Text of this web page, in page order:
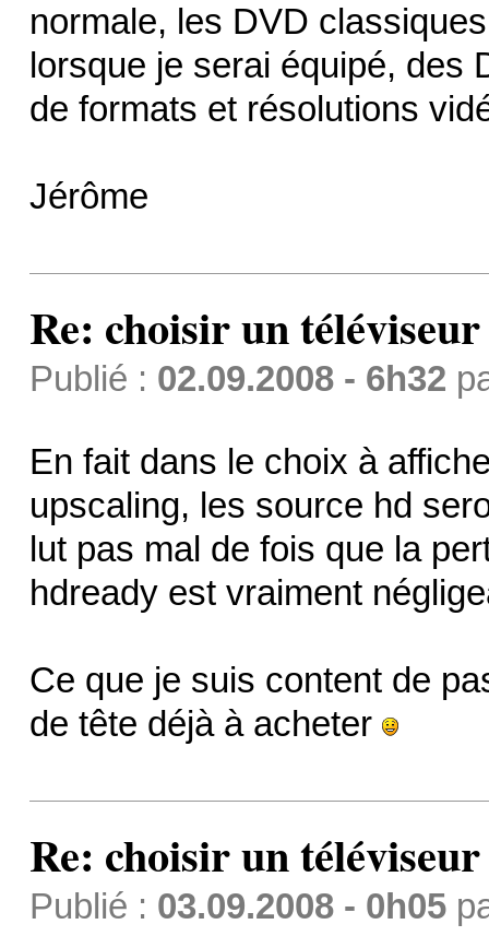
normale, les DVD
lorsque je serai équipé, des
de formats et résolutions
Jérôme
Re: choisir un téléviseur
Publié : 02.09.2008 - 6h32
En fait dans le choix à
upscaling, les source hd
lut pas mal de fois que la
hdready est vraiment
Ce que je suis content de
de tête déjà à acheter
Re: choisir un téléviseur
Publié : 03.09.2008 - 0h05